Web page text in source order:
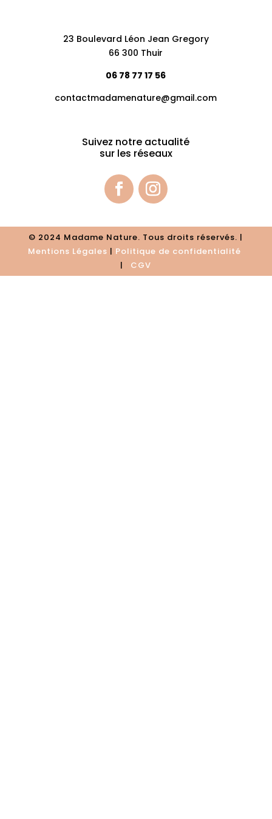
23 Boulevard Léon Jean Gregory
66 300 Thuir
06 78 77 17 56
contactmadamenature@gmail.com
Suivez notre actualité
sur les réseaux
© 2024 Madame Nature. Tous droits réservés. |
Mentions Légales | Politique de confidentialité
| CGV